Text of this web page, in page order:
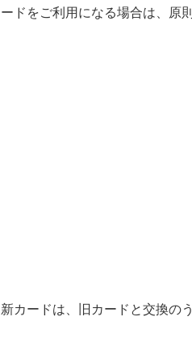
ードをご利用になる場合は、原
新カードは、旧カードと交換の